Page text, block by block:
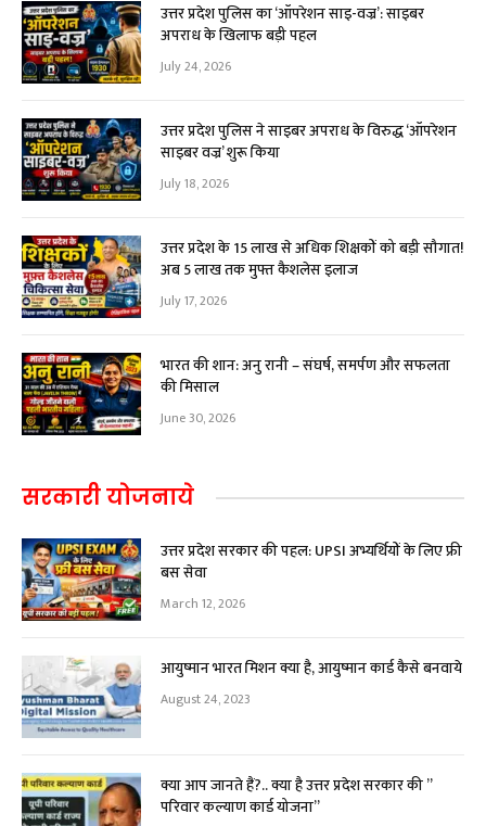
उत्तर प्रदेश पुलिस का ‘ऑपरेशन साइ-वज्र’: साइबर
अपराध के खिलाफ बड़ी पहल
July 24, 2026
उत्तर प्रदेश पुलिस ने साइबर अपराध के विरुद्ध ‘ऑपरेशन
साइबर वज्र’ शुरू किया
July 18, 2026
उत्तर प्रदेश के 15 लाख से अधिक शिक्षकों को बड़ी सौगात!
अब ₹5 लाख तक मुफ्त कैशलेस इलाज
July 17, 2026
भारत की शान: अनु रानी – संघर्ष, समर्पण और सफलता
की मिसाल
June 30, 2026
सरकारी योजनाये
उत्तर प्रदेश सरकार की पहल: UPSI अभ्यर्थियों के लिए फ्री
बस सेवा
March 12, 2026
आयुष्मान भारत मिशन क्या है, आयुष्मान कार्ड कैसे बनवाये
August 24, 2023
क्या आप जानते हैं?.. क्या है उत्तर प्रदेश सरकार की ”
परिवार कल्याण कार्ड योजना”